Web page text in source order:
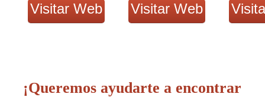
Visitar Web Visitar Web
¡Queremos ayudarte a encontrar